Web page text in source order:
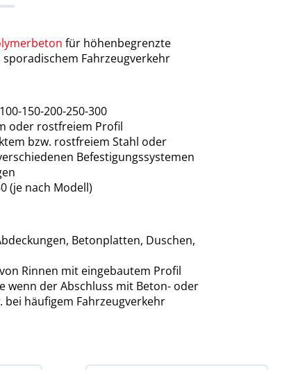
für höhenbegrenzte
Fahrzeugverkehr
150-200-250-300
oder rostfreiem Profil
bzw. rostfreiem Stahl oder
Befestigungssystemen
(je nach Modell)
Betonplatten, Duschen,
Rinnen mit eingebautem Profil
wenn der Abschluss mit Beton- oder
häufigem Fahrzeugverkehr